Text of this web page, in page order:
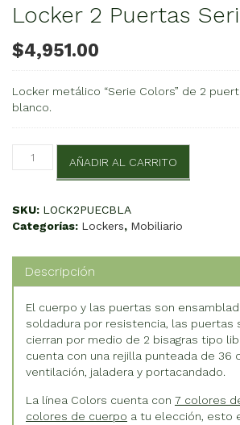
Locker 2 Puertas
$4,951.00
Locker metálico “Serie Colors” de 2
blanco.
Locker
Puertas
C
cantidad
AÑADIR AL CARRITO
SKU: LOCK2PUECBLA
Categorías: Lockers, Mobiliario
Descripción
El cuerpo y las puertas son
soldadura por resistencia, las puertas
cierran por medio de 2 bisagras tipo
cuenta con una rejilla punteada de 36
ventilación, jaladera y portacandado.
La línea Colors cuenta con 7 colores
colores de cuerpo a tu elección, esto